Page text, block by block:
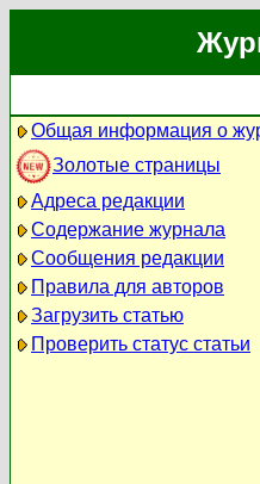
Общая информация о
Золотые страницы
Адреса редакции
Содержание журнала
Сообщения редакции
Правила для авторов
Загрузить статью
Проверить статус статьи